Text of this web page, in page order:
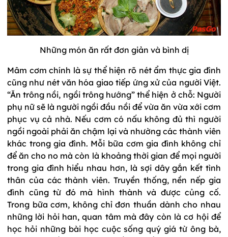
Những món ăn rất đơn giản và bình dị
Mâm cơm chính là sự thể hiện rõ nét ẩm thực gia đình
cũng như nét văn hóa giao tiếp ứng xử của người Việt.
“Ăn trông nồi, ngồi trông hướng” thể hiện ở chỗ: Người
phụ nữ sẽ là người ngồi đầu nồi để vừa ăn vừa xới cơm
phục vụ cả nhà. Nếu cơm có nấu không đủ thì người
ngồi ngoài phải ăn chậm lại và nhường các thành viên
khác trong gia đình. Mỗi bữa cơm gia đình không chỉ
để ăn cho no mà còn là khoảng thời gian để mọi người
trong gia đình hiểu nhau hơn, là sợi dây gắn kết tình
thân của các thành viên. Truyền thống, nền nếp gia
đình cũng từ đó mà hình thành và được củng cố.
Trong bữa cơm, không chỉ đơn thuần dành cho nhau
những lời hỏi han, quan tâm mà đây còn là cơ hội để
học hỏi những bài học cuộc sống quý giá từ ông bà,